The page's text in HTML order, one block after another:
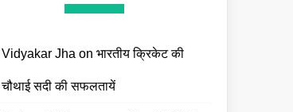
Vidyakar Jha on भारतीय क्रिकेट की
चौथाई सदी की सफलतायें